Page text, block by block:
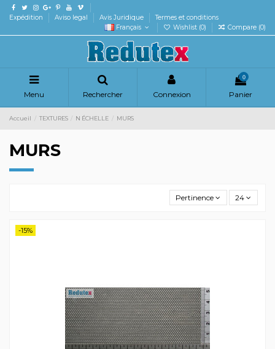
Expédition Aviso legal Avis Juridique
Termes et conditions
Français
Wishlist (0) Compare (0)
Menu Rechercher Connexion
0
Panier
Accueil TEXTURES N ÉCHELLE MURS
MURS
Pertinence 24
-15%